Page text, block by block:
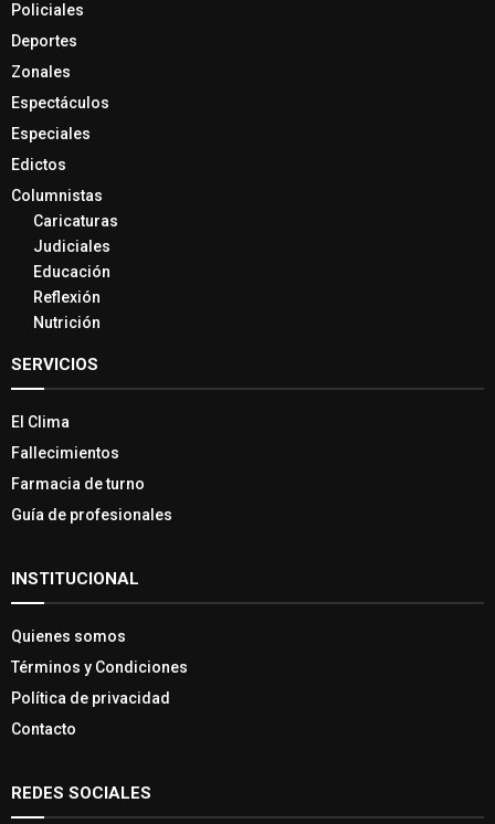
Policiales
Deportes
Zonales
Espectáculos
Especiales
Edictos
Columnistas
Caricaturas
Judiciales
Educación
Reflexión
Nutrición
SERVICIOS
El Clima
Fallecimientos
Farmacia de turno
Guía de profesionales
INSTITUCIONAL
Quienes somos
Términos y Condiciones
Política de privacidad
Contacto
REDES SOCIALES